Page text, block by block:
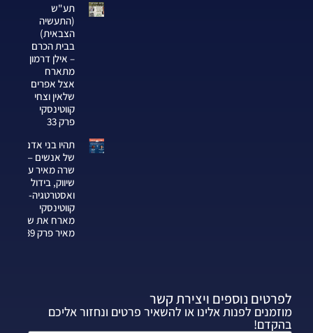
תע"ש
(התעשיה
הצבאית)
בבית הכרם
– אילן דרמון
מתארח
אצל אפרים
שלאין וצחי
קווטינסקי
פרק 33
תהיו בני אדם
של אנשים —
שרה מאיר על
שיווק, בידול
ואסטרטגיה-צחי
קווטינסקי
מארח את שרה
מאיר פרק 339
לפרטים נוספים ויצירת קשר
מוזמנים לפנות אלינו או להשאיר פרטים ונחזור אליכם
בהקדם!